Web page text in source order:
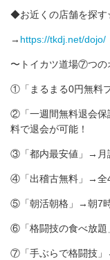
◆お近くの店舗を探
→ https://tkdj.net/dojo/
〜トイカツ道場⑦つの
①「まるまる0円無料
②「一週間無料退会保
料で退会が可能！
③「都内最安値」→月
④「出稽古無料」→全
⑤「朝活朝格」→朝7
⑥「格闘技の食べ放題
⑦「手ぶらで格闘技